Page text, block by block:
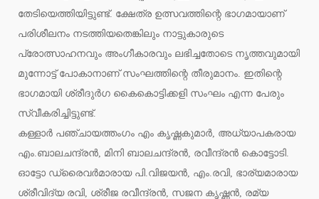
തേടിയെത്തിയിട്ടുണ്ട്. ക്ഷേത്ര ഉത്സവത്തിന്റെ ഭാഗമായാണ്
പരിശീലനം നടത്തിയതെങ്കിലും നാട്ടുകാരുടെ
പ്രോത്സാഹനവും അംഗീകാരവും ലഭിച്ചതോടെ നൃത്തവുമായി
മുന്നോട്ട് പോകാനാണ് സംഘത്തിന്റെ തീരുമാനം. ഇതിന്റെ
ഭാഗമായി ശ്രീദുർഗ കൈകൊട്ടിക്കളി സംഘം എന്ന പേരും
സ്വീകരിച്ചിട്ടുണ്ട്.
കള്ളാർ പഞ്ചായത്തംഗം എം കൃഷ്ണകുമാർ, അധ്യാപകരായ
എം.ബാലചന്ദ്രൻ, മിനി ബാലചന്ദ്രൻ, രവീന്ദ്രൻ കൊട്ടോടി.
ഓട്ടോ ഡ്രൈവർമാരായ പി.വിജയൻ, എം.രവി, ഭാര്യമാരായ
ശ്രീവിദ്യ രവി, ശ്രീജ രവീന്ദ്രൻ, സജന കൃഷ്ണൻ, രമ്യ